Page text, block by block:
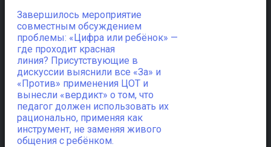
Завершилось мероприятие
совместным обсуждением
проблемы: «Цифра или ребёнок» —
где проходит красная
линия? Присутствующие в
дискуссии выяснили все «За» и
«Против» применения ЦОТ и
вынесли «вердикт» о том, что
педагог должен использовать их
рационально, применяя как
инструмент, не заменяя живого
общения с ребёнком.